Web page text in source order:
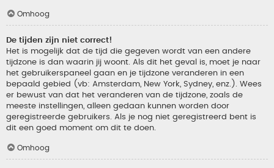
Omhoog
De tijden zijn niet correct!
Het is mogelijk dat de tijd die gegeven wordt van een andere
tijdzone is dan waarin jij woont. Als dit het geval is, moet je naar
het gebruikerspaneel gaan en je tijdzone veranderen in een
bepaald gebied (vb: Amsterdam, New York, Sydney, enz.). Wees
er bewust van dat het veranderen van de tijdzone, zoals de
meeste instellingen, alleen gedaan kunnen worden door
geregistreerde gebruikers. Als je nog niet geregistreerd bent is
dit een goed moment om dit te doen.
Omhoog